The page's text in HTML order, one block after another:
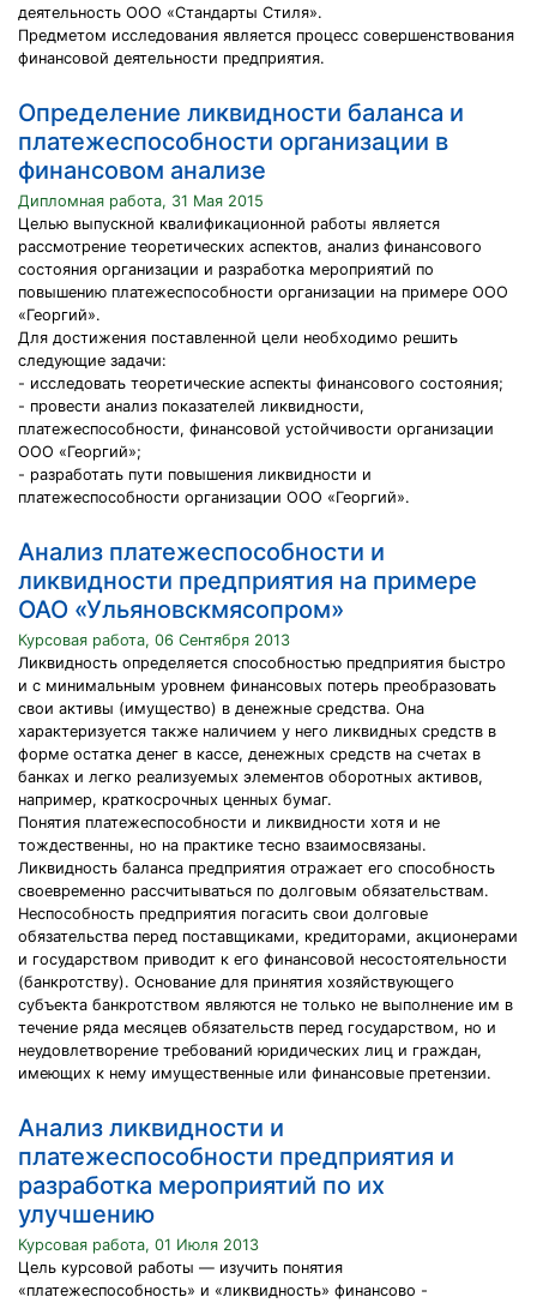
деятельность ООО «Стандарты Стиля».
Предметом исследования является процесс совершенствования
финансовой деятельности предприятия.
Определение ликвидности баланса и
платежеспособности организации в
финансовом анализе
Дипломная работа, 31 Мая 2015
Целью выпускной квалификационной работы является
рассмотрение теоретических аспектов, анализ финансового
состояния организации и разработка мероприятий по
повышению платежеспособности организации на примере ООО
«Георгий».
Для достижения поставленной цели необходимо решить
следующие задачи:
- исследовать теоретические аспекты финансового состояния;
- провести анализ показателей ликвидности,
платежеспособности, финансовой устойчивости организации
ООО «Георгий»;
- разработать пути повышения ликвидности и
платежеспособности организации ООО «Георгий».
Анализ платежеспособности и
ликвидности предприятия на примере
ОАО «Ульяновскмясопром»
Курсовая работа, 06 Сентября 2013
Ликвидность определяется способностью предприятия быстро
и с минимальным уровнем финансовых потерь преобразовать
свои активы (имущество) в денежные средства. Она
характеризуется также наличием у него ликвидных средств в
форме остатка денег в кассе, денежных средств на счетах в
банках и легко реализуемых элементов оборотных активов,
например, краткосрочных ценных бумаг.
Понятия платежеспособности и ликвидности хотя и не
тождественны, но на практике тесно взаимосвязаны.
Ликвидность баланса предприятия отражает его способность
своевременно рассчитываться по долговым обязательствам.
Неспособность предприятия погасить свои долговые
обязательства перед поставщиками, кредиторами, акционерами
и государством приводит к его финансовой несостоятельности
(банкротству). Основание для принятия хозяйствующего
субъекта банкротством являются не только не выполнение им в
течение ряда месяцев обязательств перед государством, но и
неудовлетворение требований юридических лиц и граждан,
имеющих к нему имущественные или финансовые претензии.
Анализ ликвидности и
платежеспособности предприятия и
разработка мероприятий по их
улучшению
Курсовая работа, 01 Июля 2013
Цель курсовой работы — изучить понятия
«платежеспособность» и «ликвидность» финансово -